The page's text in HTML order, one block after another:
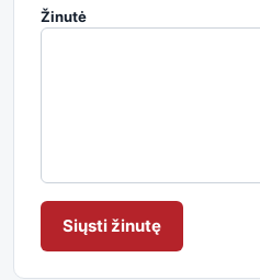
Žinutė
Siųsti žinutę